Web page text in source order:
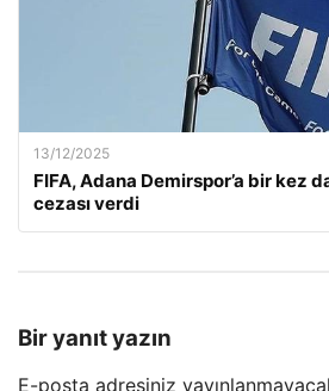
13/12/2025
FIFA, Adana Demirspor’a bir kez
cezası verdi
Bir yanıt yazın
E-posta adresiniz